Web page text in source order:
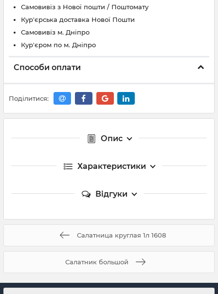
Самовивіз з Нової пошти / Поштомату
Кур'єрська доставка Нової Пошти
Самовивіз м. Дніпро
Кур'єром по м. Дніпро
Способи оплати
Поділитися:
Опис
Характеристики
Відгуки
Салатница круглая 1л 1608
Салатник большой